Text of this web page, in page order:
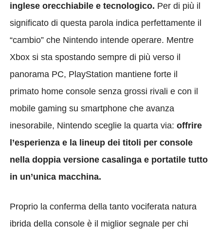
inglese orecchiabile e tecnologico. Per di più il
significato di questa parola indica perfettamente il
“cambio” che Nintendo intende operare. Mentre
Xbox si sta spostando sempre di più verso il
panorama PC, PlayStation mantiene forte il
primato home console senza grossi rivali e con il
mobile gaming su smartphone che avanza
inesorabile, Nintendo sceglie la quarta via: offrire
l’esperienza e la lineup dei titoli per console
nella doppia versione casalinga e portatile tutto
in un’unica macchina.
Proprio la conferma della tanto vociferata natura
ibrida della console è il miglior segnale per chi